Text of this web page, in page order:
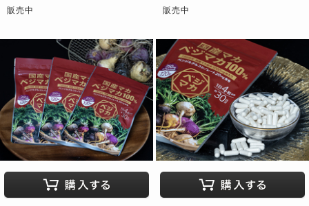
販売中 販売中